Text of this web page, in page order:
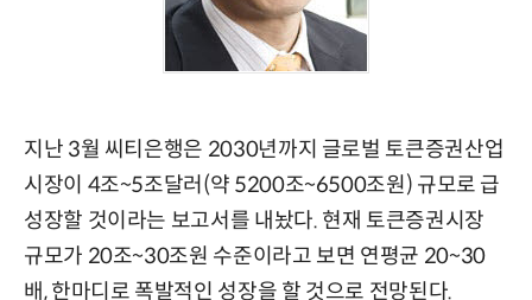
지난 3월 씨티은행은 2030년까지 글로벌 토큰증권산업
시장이 4조~5조달러(약 5200조~6500조원) 규모로 급
성장할 것이라는 보고서를 내놨다. 현재 토큰증권시장
규모가 20조~30조원 수준이라고 보면 연평균 20~30
배, 한마디로 폭발적인 성장을 할 것으로 전망된다.